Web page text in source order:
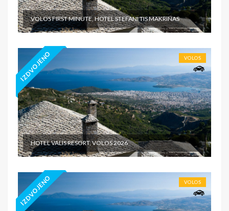
VOLOS FIRST MINUTE, HOTEL STEFANI TIS MAKRINAS
IZDVOJENO VOLOS
HOTEL VALIS RESORT, VOLOS 2026
IZDVOJENO VOLOS